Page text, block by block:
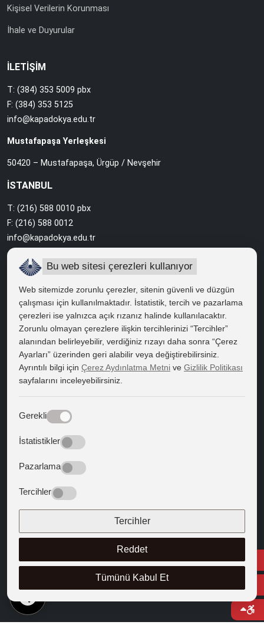
Kişisel Verilerin Korunması
İhale ve Duyurular
İLETİŞİM
T: (384) 353 5009 pbx
F: (384) 353 5125
info@kapadokya.edu.tr
Mustafapaşa Yerleşkesi
50420 – Mustafapaşa, Ürgüp / Nevşehir
İSTANBUL
T: (216) 588 0010 pbx
F: (216) 588 0012
info@kapadokya.edu.tr
Sabiha Gökçen Yerleşkesi
HIZLI ERİŞİM
Bilgi Edinme
Bilgi Paketi
Kapadokya Eduroam
Batıya Yön Veren Metinler
Bu web sitesi çerezleri kullanıyor
Web sitemizde zorunlu çerezler, sitenin güvenli ve düzgün
çalışması için kullanılmaktadır. İstatistik, tercih ve pazarlama
çerezleri ise yalnızca açık rızanız halinde kullanılacaktır.
Zorunlu olmayan çerezlere ilişkin tercihlerinizi “Tercihler”
alanından belirleyebilir, verdiğiniz rızayı daha sonra “Çerez
Ayarları” üzerinden geri alabilir veya değiştirebilirsiniz.
Ayrıntılı bilgi için Çerez Aydınlatma Metni ve Gizlilik Politikası
sayfalarını inceleyebilirsiniz.
Gerekli
İstatistikler
Pazarlama
Tercihler
Tercihler
Reddet
Tümünü Kabul Et